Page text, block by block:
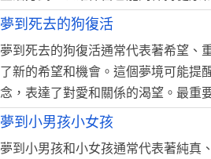
夢到死去的狗復活
夢到死去的狗復活通常代表著希望、
了新的希望和機會。這個夢境可能提
念，表達了對愛和關係的渴望。最重
夢到小男孩小女孩
夢到小男孩和小女孩通常代表著純真